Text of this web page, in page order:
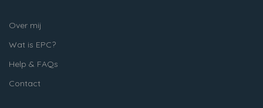
Over mij
Wat is EPC?
Help & FAQs
Contact